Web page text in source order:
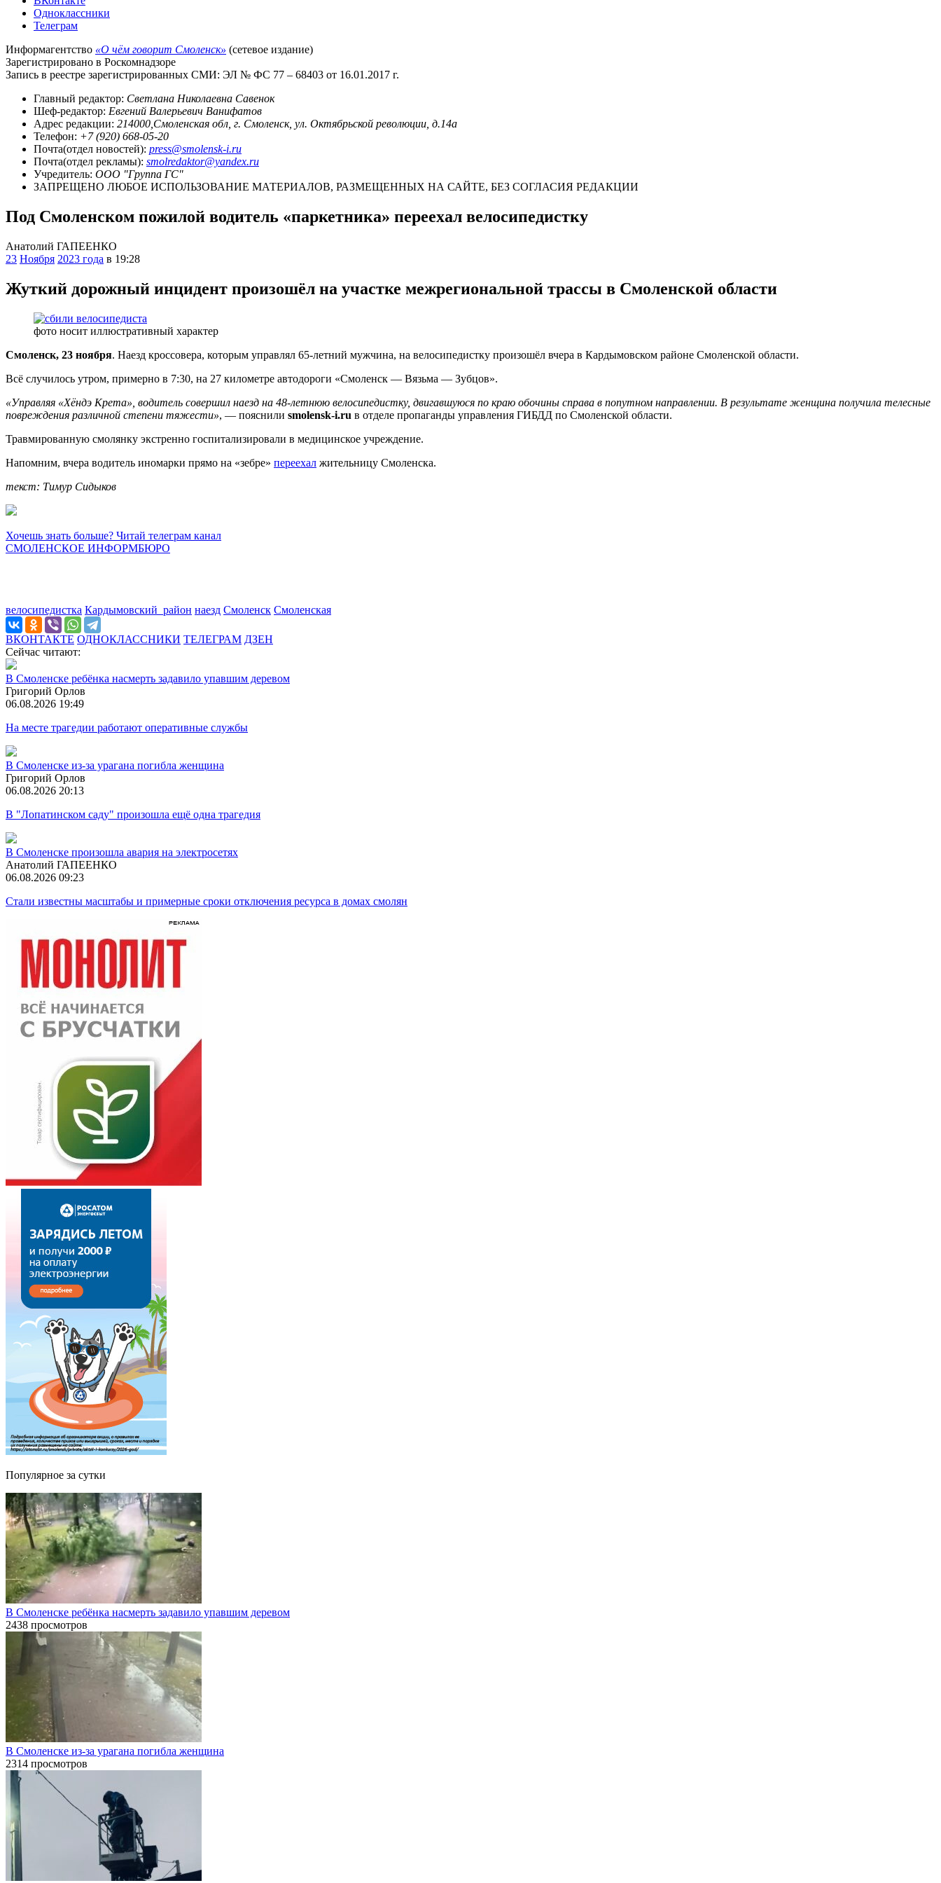
Одноклассники
Телеграм
Информагентство «О чём говорит Смоленск» (сетевое издание)
Зарегистрировано в Роскомнадзоре
Запись в реестре зарегистрированных СМИ: ЭЛ № ФС 77 – 68403 от 16.01.2017 г.
Главный редактор: Светлана Николаевна Савенок
Шеф-редактор: Евгений Валерьевич Ванифатов
Адрес редакции: 214000,Смоленская обл, г. Смоленск, ул. Октябрьской революции, д.14а
Телефон: +7 (920) 668-05-20
Почта(отдел новостей): press@smolensk-i.ru
Почта(отдел рекламы): smolredaktor@yandex.ru
Учредитель: ООО "Группа ГС"
ЗАПРЕЩЕНО ЛЮБОЕ ИСПОЛЬЗОВАНИЕ МАТЕРИАЛОВ, РАЗМЕЩЕННЫХ НА САЙТЕ, БЕЗ СОГЛАСИЯ РЕДАКЦИИ
Под Смоленском пожилой водитель «паркетника» переехал велосипедистку
Анатолий ГАПЕЕНКО
23 Ноября 2023 года в 19:28
Жуткий дорожный инцидент произошёл на участке межрегиональной трассы в Смоленской области
фото носит иллюстративный характер
Смоленск, 23 ноября. Наезд кроссовера, которым управлял 65-летний мужчина, на велосипедистку произошёл вчера в Кардымовском районе Смоленской области.
Всё случилось утром, примерно в 7:30, на 27 километре автодороги «Смоленск — Вязьма — Зубцов».
«Управляя «Хёндэ Крета», водитель совершил наезд на 48-летнюю велосипедистку, двигавшуюся по краю обочины справа в попутном направлении. В результате женщина получила телесные
повреждения различной степени тяжести», — пояснили smolensk-i.ru в отделе пропаганды управления ГИБДД по Смоленской области.
Травмированную смолянку экстренно госпитализировали в медицинское учреждение.
Напомним, вчера водитель иномарки прямо на «зебре» переехал жительницу Смоленска.
текст: Тимур Сидыков
Хочешь знать больше? Читай телеграм канал
СМОЛЕНСКОЕ ИНФОРМБЮРО
велосипедистка Кардымовский_район наезд Смоленск Смоленская
ВКОНТАКТЕ ОДНОКЛАССНИКИ ТЕЛЕГРАМ ДЗЕН
Сейчас читают:
В Смоленске ребёнка насмерть задавило упавшим деревом
Григорий Орлов
06.08.2026 19:49
На месте трагедии работают оперативные службы
В Смоленске из-за урагана погибла женщина
Григорий Орлов
06.08.2026 20:13
В "Лопатинском саду" произошла ещё одна трагедия
В Смоленске произошла авария на электросетях
Анатолий ГАПЕЕНКО
06.08.2026 09:23
Стали известны масштабы и примерные сроки отключения ресурса в домах смолян
Популярное за сутки
В Смоленске ребёнка насмерть задавило упавшим деревом
2438 просмотров
В Смоленске из-за урагана погибла женщина
2314 просмотров